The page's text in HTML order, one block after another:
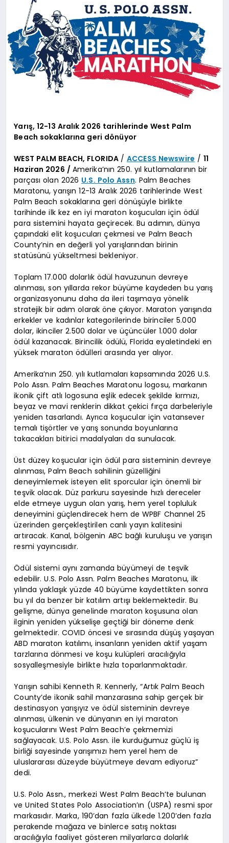
SIYASET
SPOR
TEKNOLOJI
Yarış, 12-13 Aralık 2026 tarihlerinde West Palm
Beach sokaklarına geri dönüyor
WEST PALM BEACH, FLORIDA /ACCESS Newswire / 11
Haziran 2026 / Amerika’nın 250. yıl kutlamalarının bir
parçası olan 2026 U.S. Polo Assn. Palm Beaches
Maratonu, yarışın 12-13 Aralık 2026 tarihlerinde West
Palm Beach sokaklarına geri dönüşüyle birlikte
tarihinde ilk kez en iyi maraton koşucuları için ödül
para sistemini hayata geçirecek. Bu adımın, dünya
çapındaki elit koşucuları çekmesi ve Palm Beach
County’nin en değerli yol yarışlarından birinin
statüsünü yükseltmesi bekleniyor.
Toplam 17.000 dolarlık ödül havuzunun devreye
alınması, son yıllarda rekor büyüme kaydeden bu yarış
organizasyonunu daha da ileri taşımaya yönelik
stratejik bir adım olarak öne çıkıyor. Maraton yarışında
erkekler ve kadınlar kategorilerinde birinciler 5.000
dolar, ikinciler 2.500 dolar ve üçüncüler 1.000 dolar
ödül kazanacak. Birincilik ödülü, Florida eyaletindeki en
yüksek maraton ödülleri arasında yer alıyor.
Amerika’nın 250. yılı kutlamaları kapsamında 2026 U.S.
Polo Assn. Palm Beaches Maratonu logosu, markanın
ikonik çift atlı logosuna eşlik edecek şekilde kırmızı,
beyaz ve mavi renklerin dikkat çekici fırça darbeleriyle
yeniden tasarlandı. Ayrıca koşucular için vatansever
temalı tişörtler ve yarış sonunda boyunlarına
takacakları bitirici madalyaları da sunulacak.
Üst düzey koşucular için ödül para sisteminin devreye
alınması, Palm Beach sahilinin güzelliğini
deneyimlemek isteyen elit sporcular için önemli bir
teşvik olacak. Düz parkuru sayesinde hızlı dereceler
elde etmeye uygun olan yarış, hem yerel topluluk
deneyimini güçlendirecek hem de WPBF Channel 25
üzerinden gerçekleştirilen canlı yayın kalitesini
artıracak. Kanal, bölgenin ABC bağlı kuruluşu ve yarışın
resmi yayıncısıdır.
Ödül sistemi aynı zamanda büyümeyi de teşvik
edebilir. U.S. Polo Assn. Palm Beaches Maratonu, ilk
yılında yaklaşık yüzde 40 büyüme kaydettikten sonra
bu yıl da benzer bir katılım artışı beklemektedir. Bu
gelişme, dünya genelinde maraton koşusuna olan
ilginin yeniden yükselişe geçtiği bir döneme denk
gelmektedir. COVID öncesi ve sırasında düşüş yaşayan
ABD maraton katılımı, insanların yeniden aktif yaşam
tarzlarına dönmesi ve koşu kulüpleri aracılığıyla
sosyalleşmesiyle birlikte hızla toparlanmaktadır.
Yarışın sahibi Kenneth R. Kennerly, “Artık Palm Beach
County’de ikonik sahil manzarasına sahip gerçek bir
destinasyon yarışıyız ve ödül sisteminin devreye
alınması, ülkenin ve dünyanın en iyi maraton
koşucularını West Palm Beach’e çekmemizi
sağlayacak. U.S. Polo Assn. ile kurduğumuz güçlü iş
birliği sayesinde yarışımızı hem yerel hem de
uluslararası düzeyde büyütmeye devam ediyoruz”
dedi.
U.S. Polo Assn., merkezi West Palm Beach’te bulunan
ve United States Polo Association’ın (USPA) resmi spor
markasıdır. Marka, 190’dan fazla ülkede 1.200’den fazla
perakende mağaza ve binlerce satış noktası
aracılığıyla faaliyet gösteren milyarlarca dolarlık